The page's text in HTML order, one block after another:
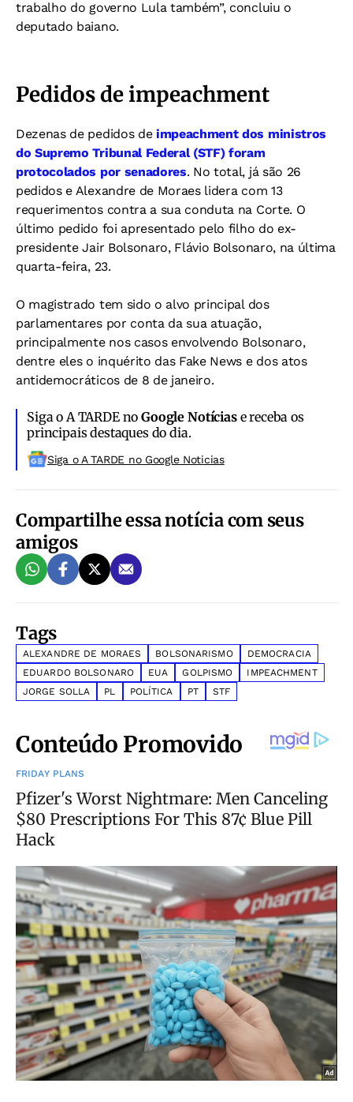
trabalho do governo Lula também”, concluiu o
deputado baiano.
Pedidos de impeachment
Dezenas de pedidos de impeachment dos ministros
do Supremo Tribunal Federal (STF) foram
protocolados por senadores. No total, já são 26
pedidos e Alexandre de Moraes lidera com 13
requerimentos contra a sua conduta na Corte. O
último pedido foi apresentado pelo filho do ex-
presidente Jair Bolsonaro, Flávio Bolsonaro, na última
quarta-feira, 23.
O magistrado tem sido o alvo principal dos
parlamentares por conta da sua atuação,
principalmente nos casos envolvendo Bolsonaro,
dentre eles o inquérito das Fake News e dos atos
antidemocráticos de 8 de janeiro.
Siga o A TARDE noGoogle Notíciase receba os
principais destaques do dia.
Siga o A TARDE no Google Noticias
Compartilhe essa notícia com seus
amigos
Tags
ALEXANDRE DE MORAES BOLSONARISMO
DEMOCRACIA
EDUARDO BOLSONARO
EUA GOLPISMO
IMPEACHMENT
JORGE SOLLA
PL POLÍTICA PT STF